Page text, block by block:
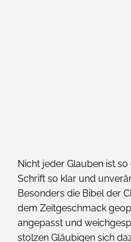
Nicht jeder Glauben ist
Schrift so klar und
Besonders die Bibel der
dem Zeitgeschmack
angepasst und
stolzen Gläubigen sich